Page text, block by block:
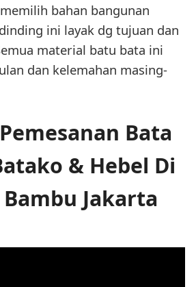
bahan bangunan
ini layak dg tujuan dan
material batu bata ini
dan kelemahan masing-
Bata
& Hebel Di
Jakarta